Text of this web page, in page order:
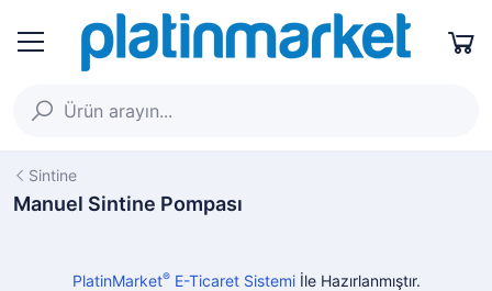
Sintine
Manuel Sintine Pompası
PlatinMarket®E-Ticaret Sistemiİle Hazırlanmıştır.